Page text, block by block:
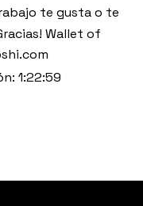
te gusta o te
Wallet of
1:22:59